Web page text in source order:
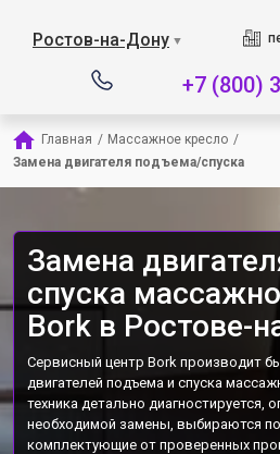
Ростов-на-Дону ▼
+7 (800)
Главная / Массажное кресло /
Замена двигателя подъема/спуска
Замена
спуска
Bork в Ростове-
Сервисный центр Bork производит
двигателей подъема и спуска
техника детально диагностируется,
необходимой замены, выбираются
комплектующие от проверенных